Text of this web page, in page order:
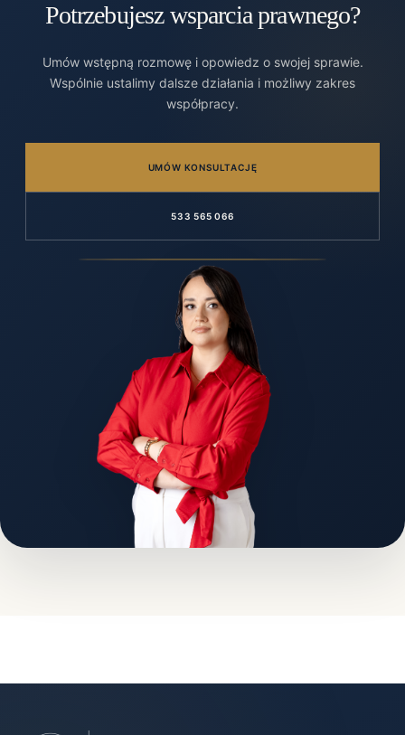
Potrzebujesz wsparcia prawnego?
Umów wstępną rozmowę i opowiedz o swojej sprawie.
Wspólnie ustalimy dalsze działania i możliwy zakres
współpracy.
UMÓW KONSULTACJĘ
533 565 066